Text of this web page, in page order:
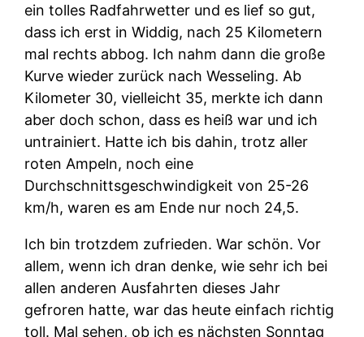
ein tolles Radfahrwetter und es lief so gut,
dass ich erst in Widdig, nach 25 Kilometern
mal rechts abbog. Ich nahm dann die große
Kurve wieder zurück nach Wesseling. Ab
Kilometer 30, vielleicht 35, merkte ich dann
aber doch schon, dass es heiß war und ich
untrainiert. Hatte ich bis dahin, trotz aller
roten Ampeln, noch eine
Durchschnittsgeschwindigkeit von 25-26
km/h, waren es am Ende nur noch 24,5.
Ich bin trotzdem zufrieden. War schön. Vor
allem, wenn ich dran denke, wie sehr ich bei
allen anderen Ausfahrten dieses Jahr
gefroren hatte, war das heute einfach richtig
toll. Mal sehen, ob ich es nächsten Sonntag